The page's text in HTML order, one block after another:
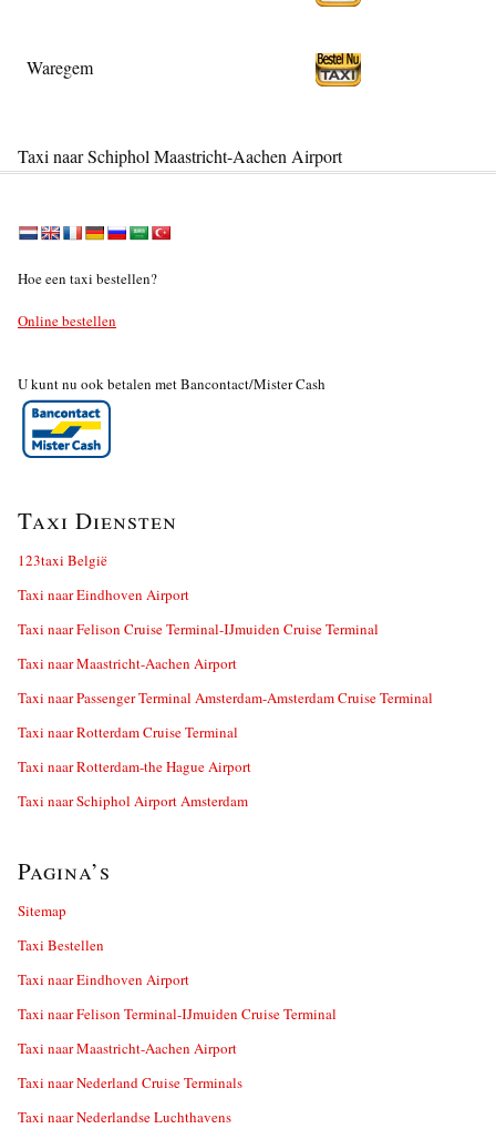
Waregem
Taxi naar Schiphol Maastricht-Aachen Airport
Hoe een taxi bestellen?
Online bestellen
U kunt nu ook betalen met Bancontact/Mister Cash
Taxi Diensten
123taxi België
Taxi naar Eindhoven Airport
Taxi naar Felison Cruise Terminal-IJmuiden Cruise Terminal
Taxi naar Maastricht-Aachen Airport
Taxi naar Passenger Terminal Amsterdam-Amsterdam Cruise Terminal
Taxi naar Rotterdam Cruise Terminal
Taxi naar Rotterdam-the Hague Airport
Taxi naar Schiphol Airport Amsterdam
Pagina’s
Sitemap
Taxi Bestellen
Taxi naar Eindhoven Airport
Taxi naar Felison Terminal-IJmuiden Cruise Terminal
Taxi naar Maastricht-Aachen Airport
Taxi naar Nederland Cruise Terminals
Taxi naar Nederlandse Luchthavens